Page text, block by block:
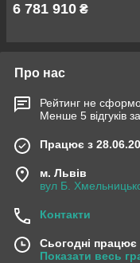
6 781 910 ₴
Про нас
Рейтинг не
Менше 5 відгуків
Працює з
м. Львів
вул Б.
Контакти
Сьогодні працює
Показати весь